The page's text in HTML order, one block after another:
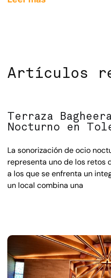
Artículos
Terraza
Nocturno en
La sonorización de ocio
representa uno de los retos
a los que se enfrenta un
un local combina una